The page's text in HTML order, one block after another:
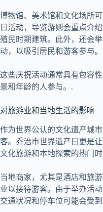
博物馆、美术馆和文化场所
日活动，导览游则会重点介
殖民时期建筑。此外，还会
动，以吸引居民和游客参与
这些庆祝活动通常具有包容
景和年龄的人参与。.
对旅游业和当地生活的影响
作为世界公认的文化遗产城
客。乔治市世界遗产日更是
文化旅游和本地探索的热门
当地商家，尤其是酒店和旅
业以接待游客。由于举办活
交通状况和停车位可能会受